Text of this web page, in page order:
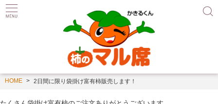
HOME 2日間に限り袋掛け富有柿販売します！